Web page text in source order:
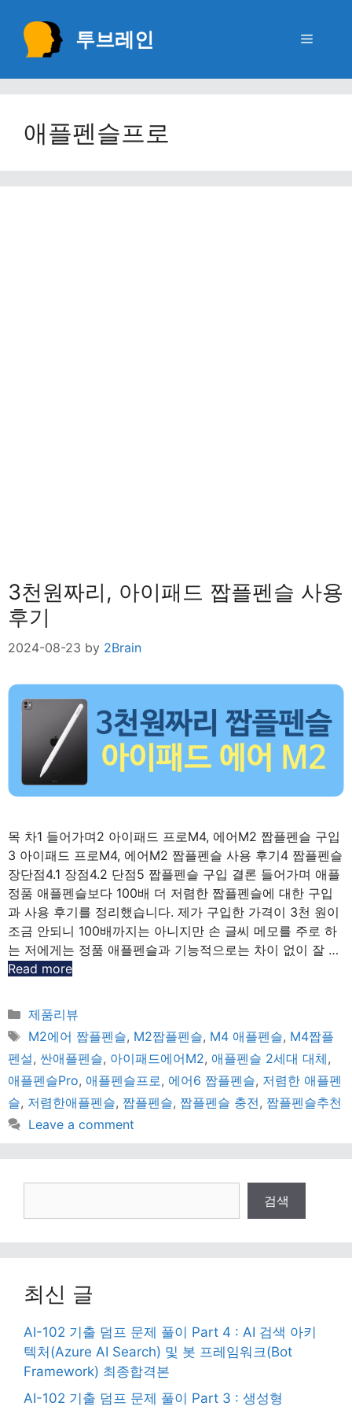
content
투브레인 Menu
애플펜슬프로
3천원짜리, 아이패드 짭플펜슬 사용
후기
2024-08-23 by 2Brain
목 차1 들어가며2 아이패드 프로M4, 에어M2 짭플펜슬 구입
3 아이패드 프로M4, 에어M2 짭플펜슬 사용 후기4 짭플펜슬
장단점4.1 장점4.2 단점5 짭플펜슬 구입 결론 들어가며 애플
정품 애플펜슬보다 100배 더 저렴한 짭플펜슬에 대한 구입
과 사용 후기를 정리했습니다. 제가 구입한 가격이 3천 원이
조금 안되니 100배까지는 아니지만 손 글씨 메모를 주로 하
는 저에게는 정품 애플펜슬과 기능적으로는 차이 없이 잘 …
Read more
Categories
제품리뷰
Tags
M2에어 짭플펜슬, M2짭플펜슬, M4 애플펜슬, M4짭플
펜설, 싼애플펜슬, 아이패드에어M2, 애플펜슬 2세대 대체,
애플펜슬Pro, 애플펜슬프로, 에어6 짭플펜슬, 저렴한 애플펜
슬, 저렴한애플펜슬, 짭플펜슬, 짭플펜슬 충전, 짭플펜슬추천
Leave a comment
검색
최신 글
AI-102 기출 덤프 문제 풀이 Part 4 : AI 검색 아키
텍처(Azure AI Search) 및 봇 프레임워크(Bot
Framework) 최종합격본
AI-102 기출 덤프 문제 풀이 Part 3 : 생성형